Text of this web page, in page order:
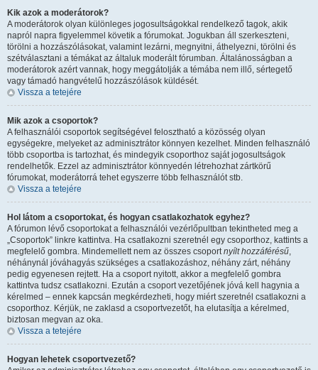
Kik azok a moderátorok?
A moderátorok olyan különleges jogosultságokkal rendelkező tagok, akik
napról napra figyelemmel követik a fórumokat. Jogukban áll szerkeszteni,
törölni a hozzászólásokat, valamint lezárni, megnyitni, áthelyezni, törölni és
szétválasztani a témákat az általuk moderált fórumban. Általánosságban a
moderátorok azért vannak, hogy meggátolják a témába nem illő, sértegető
vagy támadó hangvételű hozzászólások küldését.
Vissza a tetejére
Mik azok a csoportok?
A felhasználói csoportok segítségével felosztható a közösség olyan
egységekre, melyeket az adminisztrátor könnyen kezelhet. Minden felhasználó
több csoportba is tartozhat, és mindegyik csoporthoz saját jogosultságok
rendelhetők. Ezzel az adminisztrátor könnyedén létrehozhat zártkörű
fórumokat, moderátorrá tehet egyszerre több felhasználót stb.
Vissza a tetejére
Hol látom a csoportokat, és hogyan csatlakozhatok egyhez?
A fórumon lévő csoportokat a felhasználói vezérlőpultban tekintheted meg a
„Csoportok” linkre kattintva. Ha csatlakozni szeretnél egy csoporthoz, kattints a
megfelelő gombra. Mindemellett nem az összes csoportnyílt hozzáférésű,
néhánynál jóváhagyás szükséges a csatlakozáshoz, néhány zárt, néhány
pedig egyenesen rejtett. Ha a csoport nyitott, akkor a megfelelő gombra
kattintva tudsz csatlakozni. Ezután a csoport vezetőjének jóvá kell hagynia a
kérelmed – ennek kapcsán megkérdezheti, hogy miért szeretnél csatlakozni a
csoporthoz. Kérjük, ne zaklasd a csoportvezetőt, ha elutasítja a kérelmed,
biztosan megvan az oka.
Vissza a tetejére
Hogyan lehetek csoportvezető?